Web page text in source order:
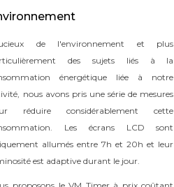
de l'environnement et plus
des sujets liés à la
énergétique liée à notre
nous avons pris une série de mesures
réduire considérablement cette
Les écrans LCD sont
allumés entre 7h et 20h et leur
est adaptive durant le jour.